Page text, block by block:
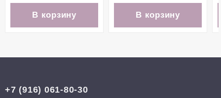
В корзину В корзину
+7 (916) 061-80-30